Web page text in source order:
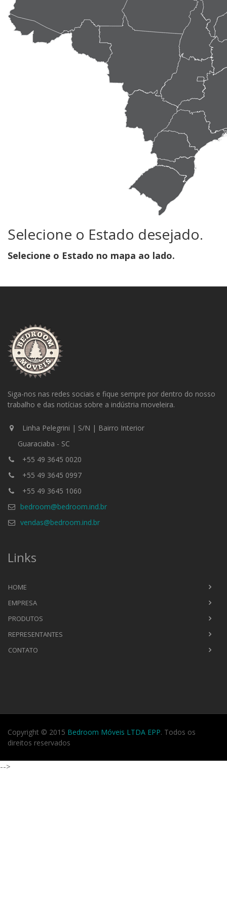
Selecione o Estado desejado.
Selecione o Estado no mapa ao lado.
Siga-nos nas redes sociais e fique sempre por dentro do nosso
trabalho e das notícias sobre a indústria moveleira.
Linha Pelegrini | S/N | Bairro Interior
Guaraciaba - SC
+55 49 3645 0020
+55 49 3645 0997
+55 49 3645 1060
bedroom@bedroom.ind.br
vendas@bedroom.ind.br
Links
HOME
EMPRESA
PRODUTOS
REPRESENTANTES
CONTATO
Copyright © 2015 Bedroom Móveis LTDA EPP. Todos os
direitos reservados
-->